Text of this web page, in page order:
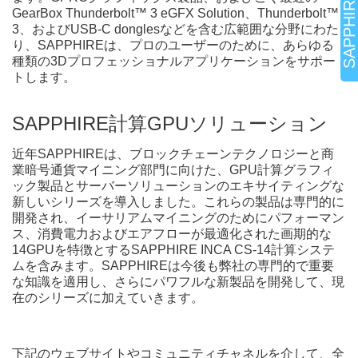
GearBox Thunderbolt™ 3 eGFX Solution、Thunderbolt™
3、およびUSB-C donglesなどを含む広範囲な分野にわた
り、SAPPHIREは、プロのユーザーのために、あらゆる
種類の3Dプロフェッショナルアプリケーションをサポー
トします。
SAPPHIRE計算GPUソリューション
近年SAPPHIREは、ブロックチェーンテクノロジーと商
業暗号通貨マイニング部門に向けた、GPU計算グラフィ
ック製品とサーバーソリューションのエキサイティングな
新しいシリーズを導入しました。これらの製品は専門的に
開発され、イーサリアムマイニングのためにパフォーマン
ス、消費電力およびエアフローが最適化された画期的な
14GPUを特徴とするSAPPHIRE INCA CS-14計算システ
ムを含みます。SAPPHIREは今後も弊社の専門的で重要
な知識を適用し、さらにパワフルな新製品を開発して、現
在のシリーズに加えていきます。
下記のウェブサイトやコミュニティチャネルを介して、全